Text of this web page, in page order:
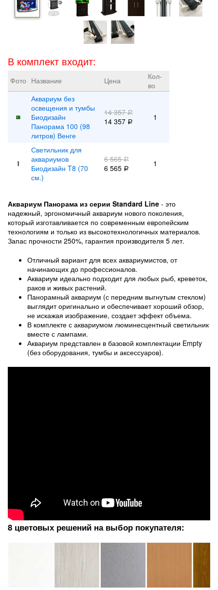
В комплект входит:
Фото Название Цена
Кол-
во
Аквариум без
освещения и тумбы
Биодизайн
Панорама 100 (98
литров) Венге
14 357Р
14 357 Р 1
Светильник для
аквариумов
Биодизайн T8 (70
см.)
6 565Р
6 565 Р
1
Аквариум Панорама из серии Standard Line - это
надежный, эргономичный аквариум нового поколения,
который изготавливается по современным европейским
технологиям и только из высокотехнологичных материалов.
Запас прочности 250%, гарантия производителя 5 лет.
Отличный вариант для всех аквариумистов, от
начинающих до профессионалов.
Аквариум идеально подходит для любых рыб, креветок,
раков и живых растений.
Панорамный аквариум (с передним выгнутым стеклом)
выглядит оригинально и обеспечивает хороший обзор,
не искажая изображение, создает эффект объема.
В комплекте с аквариумом люминесцентный светильник
вместе с лампами.
Аквариум представлен в базовой комплектации Empty
(без оборудования, тумбы и аксессуаров).
8 цветовых решений на выбор покупателя: